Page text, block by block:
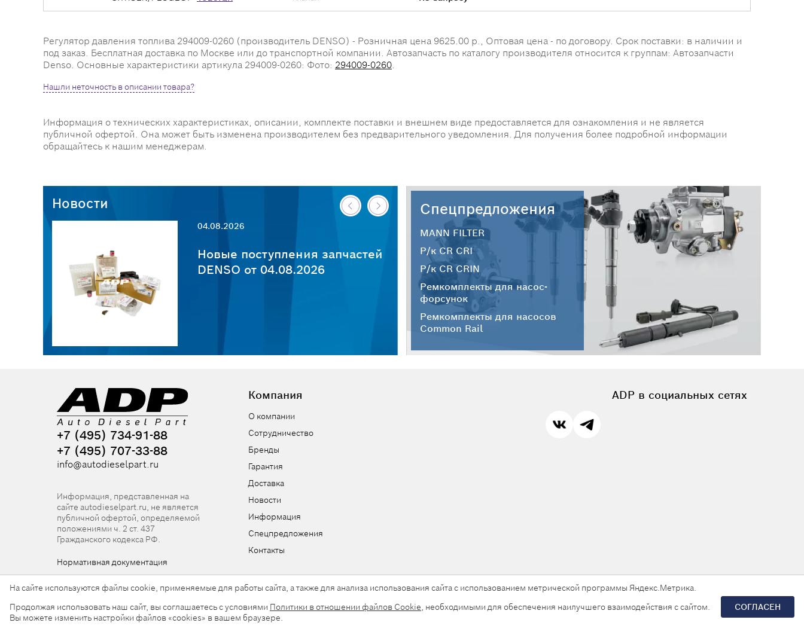
Регулятор давления топлива 294009-0260 (производитель DENSO) - Розничная цена 9625.00 р., Оптовая цена - по договору. Срок поставки: в наличии и
под заказ. Бесплатная доставка по Москве или до транспортной компании. Автозапчасть по каталогу производителя относится к группам: Автозапчасти
Denso. Основные характеристики артикула 294009-0260: Фото: 294009-0260.
Нашли неточность в описании товара?
Информация о технических характеристиках, описании, комплекте поставки и внешнем виде предоставляется для ознакомления и не является
публичной офертой. Она может быть изменена производителем без предварительного уведомления. Для получения более подробной информации
обращайтесь к нашим менеджерам.
Новости
04.08.2026
Новые поступления запчастей
DENSO от 04.08.2026
30.07.2026
Новые поступления запчастей
HC-CARGO от 30.07.2026
Спецпредложения
MANN FILTER
Р/к CR CRI
Р/к CR CRIN
Ремкомплекты для насос-
форсунок
Ремкомплекты для насосов
Common Rail
+7 (495) 734-91-88
+7 (495) 707-33-88
info@autodieselpart.ru
Информация, представленная на
сайте autodieselpart.ru, не является
публичной офертой, определяемой
положениями ч. 2 ст. 437
Гражданского кодекса РФ.
Нормативная документация
Компания
О компании
Сотрудничество
Бренды
Гарантия
Доставка
Новости
Информация
Спецпредложения
Контакты
ADP в социальных сетях
© 2026, ООО «АвтоДизельПарт». Все права защищены. Разработка сайта — «Askaron Systems»
На сайте используются файлы cookie, применяемые для работы сайта, а также для анализа использования сайта с использованием метрической программы Яндекс.Метрика.
Продолжая использовать наш сайт, вы соглашаетесь с условиями Политики в отношении файлов Cookie, необходимыми для обеспечения наилучшего взаимодействия с сайтом.
Вы можете изменить настройки файлов «cookies» в вашем браузере.
СОГЛАСЕН